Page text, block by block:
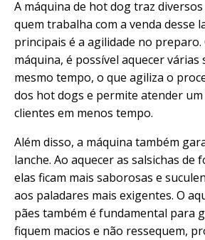
A máquina de hot dog traz
quem trabalha com a venda desse
principais é a agilidade no preparo.
máquina, é possível aquecer várias
mesmo tempo, o que agiliza o
dos hot dogs e permite atender
clientes em menos tempo.
Além disso, a máquina também
lanche. Ao aquecer as salsichas de
elas ficam mais saborosas e
aos paladares mais exigentes. O
pães também é fundamental para
fiquem macios e não ressequem,